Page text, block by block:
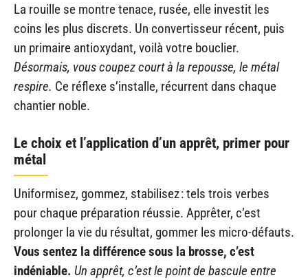
La rouille se montre tenace, rusée, elle investit les
coins les plus discrets. Un convertisseur récent, puis
un primaire antioxydant, voilà votre bouclier.
Désormais, vous coupez court à la repousse, le métal
respire. Ce réflexe s’installe, récurrent dans chaque
chantier noble.
Le choix et l’application d’un apprêt, primer pour
métal
Uniformisez, gommez, stabilisez : tels trois verbes
pour chaque préparation réussie. Apprêter, c’est
prolonger la vie du résultat, gommer les micro-défauts.
Vous sentez la différence sous la brosse, c’est
indéniable. Un apprêt, c’est le point de bascule entre